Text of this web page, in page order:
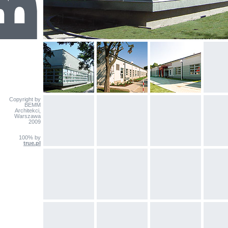
Copyright by
BEMM
Architekci,
Warszawa
2009
100% by
true.pl